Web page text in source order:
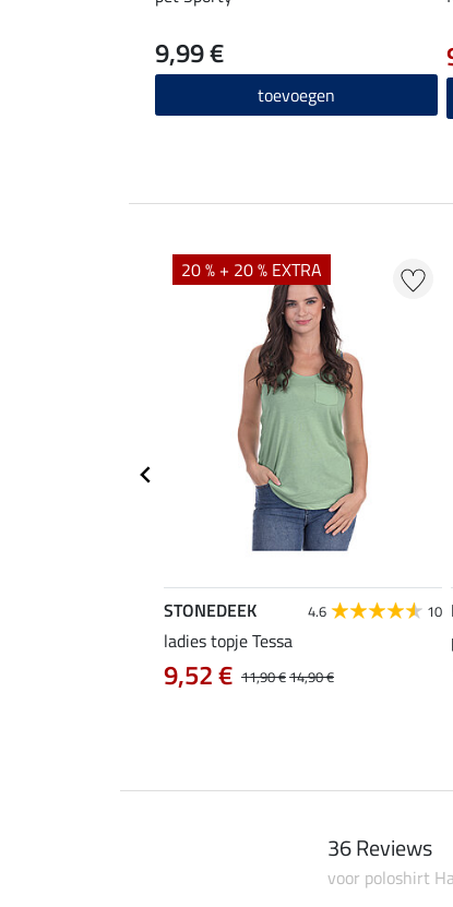
9,99 €
toevoegen
20 % + 20 % EXTRA
STONEDEEK 4.6 10
ladies topje Tessa
11,90 €14,90 €
9,52 €
36 Reviews
voor poloshirt